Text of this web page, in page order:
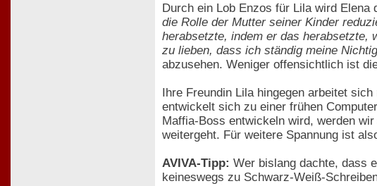
Durch ein Lob Enzos für Lila wird
die Rolle der Mutter seiner Kinder
herabsetzte, indem er das herabsetzte,
zu lieben, dass ich ständig meine
abzusehen. Weniger offensichtlich ist
Ihre Freundin Lila hingegen arbeitet
entwickelt sich zu einer frühen
Maffia-Boss entwickeln wird, werden
weitergeht. Für weitere Spannung ist
AVIVA-Tipp: Wer bislang dachte, dass
keineswegs zu Schwarz-Weiß-